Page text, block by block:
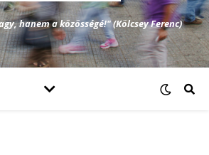
hanem a közösségé!" (Kölcsey Ferenc)